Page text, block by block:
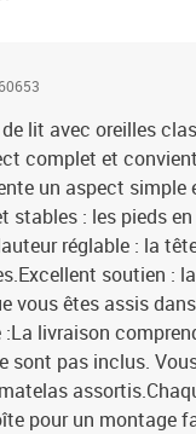
lit avec oreilles
complet et
un aspect simple
stables : les pieds
réglable : la
soutien :
vous êtes assis
:La livraison
sont pas inclus.
pour un montage